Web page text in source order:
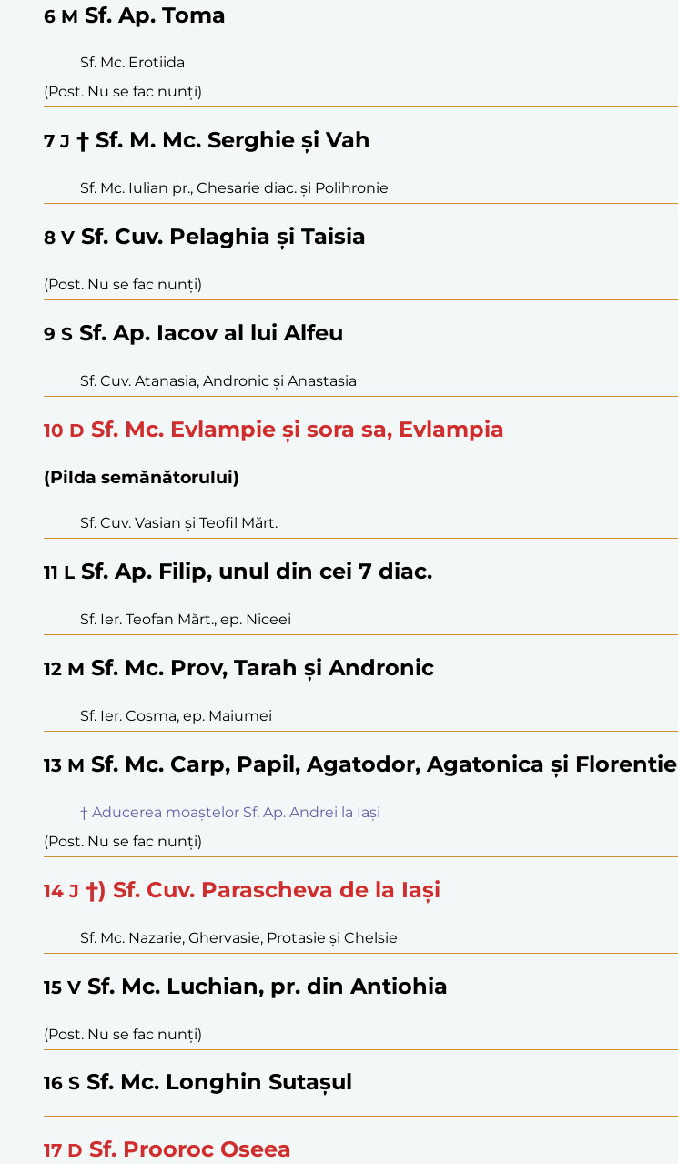
6 M Sf. Ap. Toma
Sf. Mc. Erotiida
(Post. Nu se fac nunți)
7 J † Sf. M. Mc. Serghie și Vah
Sf. Mc. Iulian pr., Chesarie diac. și Polihronie
8 V Sf. Cuv. Pelaghia și Taisia
(Post. Nu se fac nunți)
9 S Sf. Ap. Iacov al lui Alfeu
Sf. Cuv. Atanasia, Andronic și Anastasia
10 D Sf. Mc. Evlampie și sora sa, Evlampia
(Pilda semănătorului)
Sf. Cuv. Vasian și Teofil Mărt.
11 L Sf. Ap. Filip, unul din cei 7 diac.
Sf. Ier. Teofan Mărt., ep. Niceei
12 M Sf. Mc. Prov, Tarah și Andronic
Sf. Ier. Cosma, ep. Maiumei
13 M Sf. Mc. Carp, Papil, Agatodor, Agatonica și Florentie
† Aducerea moaștelor Sf. Ap. Andrei la Iași
(Post. Nu se fac nunți)
14 J †) Sf. Cuv. Parascheva de la Iași
Sf. Mc. Nazarie, Ghervasie, Protasie și Chelsie
15 V Sf. Mc. Luchian, pr. din Antiohia
(Post. Nu se fac nunți)
16 S Sf. Mc. Longhin Sutașul
17 D Sf. Prooroc Oseea